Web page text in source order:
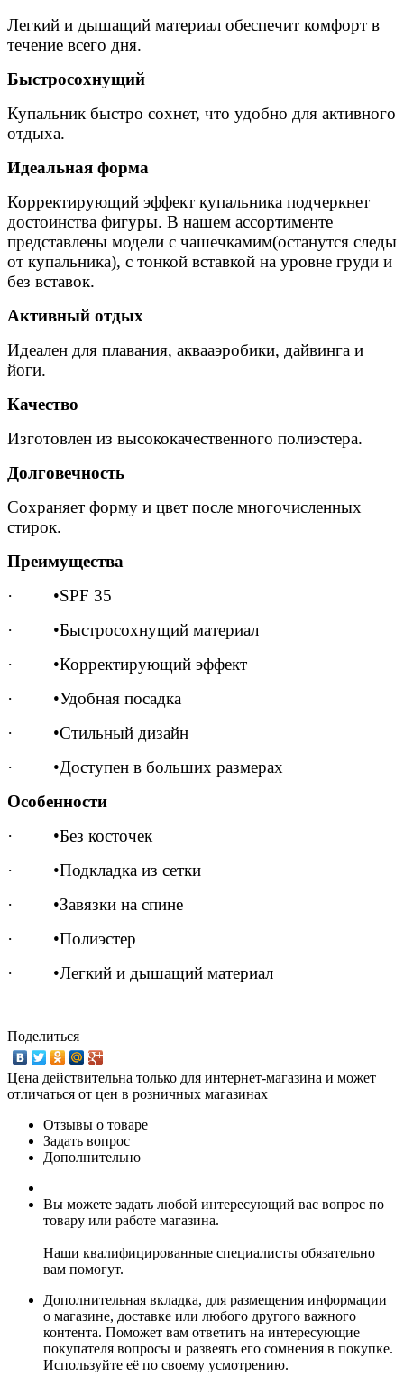
Легкий и дышащий материал обеспечит комфорт в
течение всего дня.
Быстросохнущий
Купальник быстро сохнет, что удобно для активного
отдыха.
Идеальная форма
Корректирующий эффект купальника подчеркнет
достоинства фигуры. В нашем ассортименте
представлены модели с чашечкамим(останутся следы
от купальника), с тонкой вставкой на уровне груди и
без вставок.
Активный отдых
Идеален для плавания, аквааэробики, дайвинга и
йоги.
Качество
Изготовлен из высококачественного полиэстера.
Долговечность
Сохраняет форму и цвет после многочисленных
стирок.
Преимущества
· •SPF 35
· •Быстросохнущий материал
· •Корректирующий эффект
· •Удобная посадка
· •Стильный дизайн
· •Доступен в больших размерах
Особенности
· •Без косточек
· •Подкладка из сетки
· •Завязки на спине
· •Полиэстер
· •Легкий и дышащий материал
Поделиться
Цена действительна только для интернет-магазина и может
отличаться от цен в розничных магазинах
Отзывы о товаре
Задать вопрос
Дополнительно
Вы можете задать любой интересующий вас вопрос по
товару или работе магазина.
Наши квалифицированные специалисты обязательно
вам помогут.
Дополнительная вкладка, для размещения информации
о магазине, доставке или любого другого важного
контента. Поможет вам ответить на интересующие
покупателя вопросы и развеять его сомнения в покупке.
Используйте её по своему усмотрению.